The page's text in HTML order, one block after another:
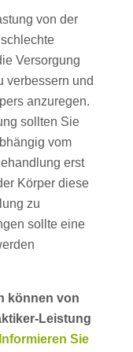
von der
Versorgung
verbessern und
anzuregen.
sollten Sie
vom
erst
Körper diese
zu
sollte eine
können von
Leistung
Informieren Sie